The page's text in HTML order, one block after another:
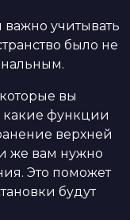
учитывать
было не
вы
какие функции
верхней
же вам нужно
Это поможет
будут